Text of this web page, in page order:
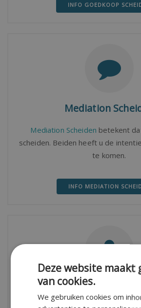
INFO GOEDKOOP
Mediation
Mediation Scheiden betekent
scheiden. Beiden heeft u de
te komen.
INFO MEDIATION
Alleen Scheiden
Deze website maakt
van cookies.
We gebruiken cookies om